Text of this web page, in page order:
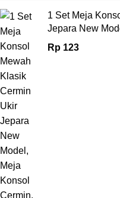
1 Set Meja
Jepara New
Rp 123